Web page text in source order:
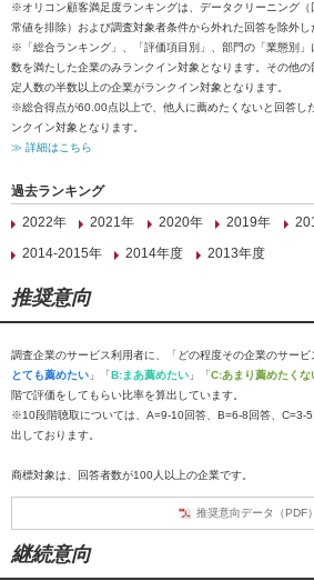
※オリコン顧客満足度ランキングは、データクリーニング
常値を排除）および調査対象者条件から外れた回答を除外し
※「総合ランキング」、「評価項目別」、部門の「業態別」
数を満たした企業のみランクイン対象となります。その他
定人数の半数以上の企業がランクイン対象となります。
※総合得点が60.00点以上で、他人に薦めたくないと回答し
ンクイン対象となります。
≫ 詳細はこちら
過去ランキング
2022年
2021年 2020年 2019年
2014-2015年
2014年度 2013年度
推奨意向
調査企業のサービス利用者に、「どの程度その企業のサー
とても薦めたい 」「B:まあ薦めたい 」「C:あまり薦めたくな
階で評価をしてもらい比率を算出しています。
※10段階聴取については、A=9-10回答、B=6-8回答、C=3-
出しております。
商標対象は、回答者数が100人以上の企業です。
推奨意向データ（PDF）
継続意向